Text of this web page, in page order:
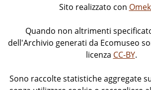
Sito realizzato con
Quando non altrimenti
dell'Archivio generati da Ecomuseo
licenza CC-BY.
Sono raccolte statistiche aggregate